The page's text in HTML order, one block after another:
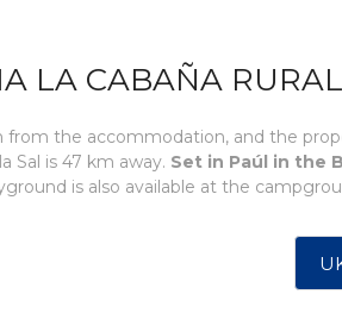
LA CABAÑA RURAL
from the accommodation, and the
Sal is 47 km away. Set in Paúl in the
is also available at the